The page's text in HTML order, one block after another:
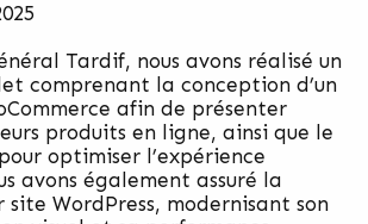
Tardif, nous avons réalisé un
comprenant la conception d’un
afin de présenter
produits en ligne, ainsi que le
optimiser l’expérience
avons également assuré la
WordPress, modernisant son